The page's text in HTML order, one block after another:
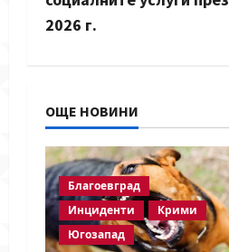
a
t
i
o
2026 г.
ОЩЕ НОВИНИ
Благоевград
Инциденти
Крими
Югозапад